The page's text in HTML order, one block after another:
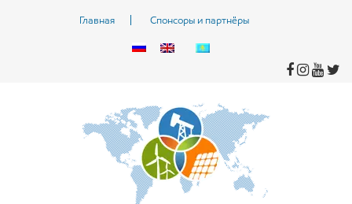
Главная Спонсоры и партнёры